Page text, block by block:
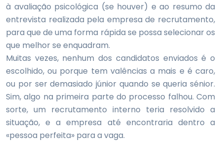
à avaliação psicológica (se houver) e ao resumo da
entrevista realizada pela empresa de recrutamento,
para que de uma forma rápida se possa selecionar os
que melhor se enquadram.
Muitas vezes, nenhum dos candidatos enviados é o
escolhido, ou porque tem valências a mais e é caro,
ou por ser demasiado júnior quando se queria sénior.
Sim, algo na primeira parte do processo falhou. Com
sorte, um recrutamento interno teria resolvido a
situação, e a empresa até encontraria dentro a
«pessoa perfeita» para a vaga.